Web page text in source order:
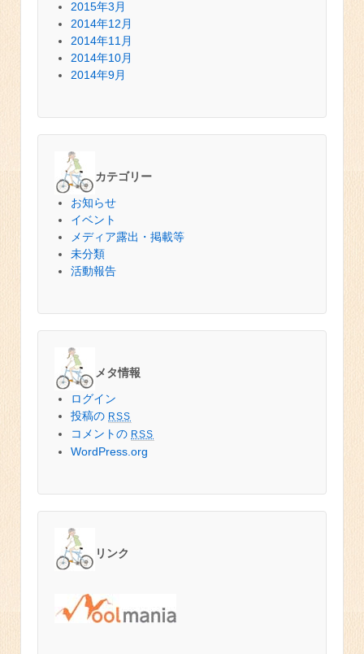
2015年3月
2014年12月
2014年11月
2014年10月
2014年9月
カテゴリー
お知らせ
イベント
メディア露出・掲載等
未分類
活動報告
メタ情報
ログイン
投稿の RSS
コメントの RSS
WordPress.org
リンク